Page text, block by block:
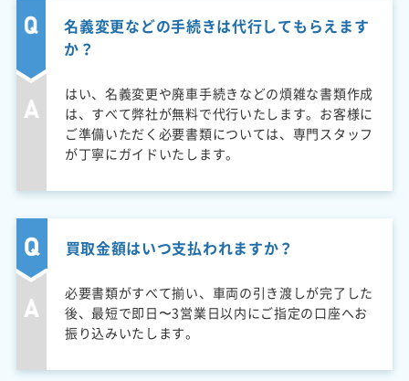
名義変更などの手続きは代行してもらえます
か？
はい、名義変更や廃車手続きなどの煩雑な書類作成
は、すべて弊社が無料で代行いたします。お客様に
ご準備いただく必要書類については、専門スタッフ
が丁寧にガイドいたします。
買取金額はいつ支払われますか？
必要書類がすべて揃い、車両の引き渡しが完了した
後、最短で即日〜3営業日以内にご指定の口座へお
振り込みいたします。